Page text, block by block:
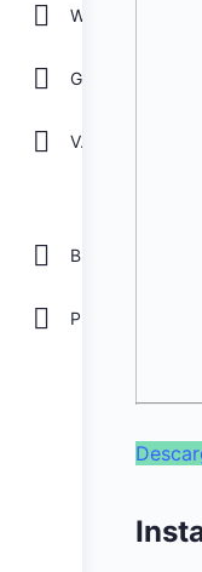
GOOGLE
Ver todos
Biblioteca